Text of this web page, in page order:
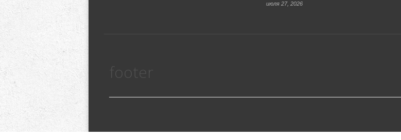
июля 27, 2026
footer